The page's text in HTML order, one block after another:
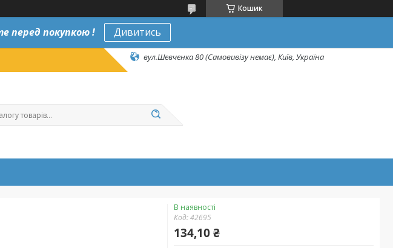
Кошик
перед покупкою ! Дивитись
вул.Шевченка 80 (Самовивізу немає), Київ, Україна
В наявності
Код:42695
134,10 ₴